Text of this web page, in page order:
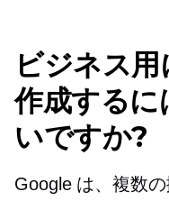
ビジネス
作成するに
いですか?
Google は、複数